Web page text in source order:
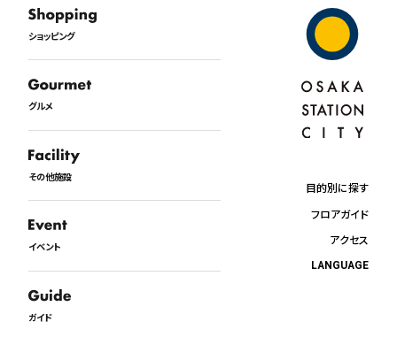
ショッピング
グルメ
その他施設
イベント
ガイド
目的別に探す
フロアガイド
アクセス
LANGUAGE